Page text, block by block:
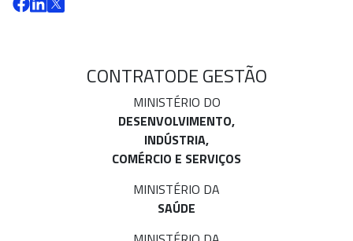
CONTRATODE GESTÃO
MINISTÉRIO DO
DESENVOLVIMENTO,
INDÚSTRIA,
COMÉRCIO E SERVIÇOS
MINISTÉRIO DA
SAÚDE